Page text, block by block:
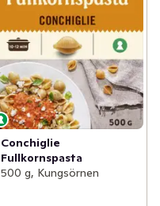
Conchiglie
Fullkornspasta
500 g, Kungsörnen